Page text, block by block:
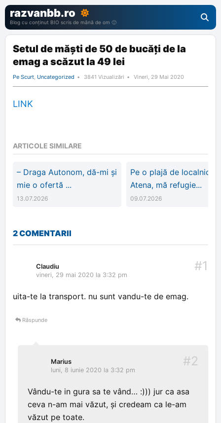
razvanbb.ro
Blog cu conținut BIO scris de mână de om 🙂
Setul de măști de 50 de bucăți de la
emag a scăzut la 49 lei
Pe Scurt, Uncategorized 3841 Vizualizări Vineri, 29 Mai 2020
LINK
ARTICOLE SIMILARE
– Draga Autonom, dă-mi și
mie o ofertă ...
13.07.2026
Pe o plajă de localnici
Atena, mă refugie...
09.07.2026
2 COMENTARII
#1
Claudiu
vineri, 29 mai 2020 la 3:32 pm
uita-te la transport. nu sunt vandu-te de emag.
Răspunde
#2
Marius
luni, 8 iunie 2020 la 3:32 pm
Vându-te in gura sa te vând… :))) jur ca asa
ceva n-am mai văzut, și credeam ca le-am
văzut pe toate.